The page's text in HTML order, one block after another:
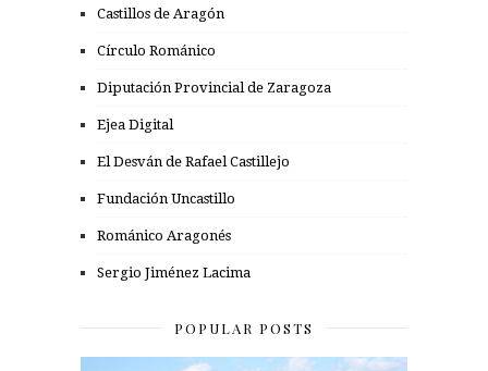
Castillos de Aragón
Círculo Románico
Diputación Provincial de Zaragoza
Ejea Digital
El Desván de Rafael Castillejo
Fundación Uncastillo
Románico Aragonés
Sergio Jiménez Lacima
POPULAR POSTS